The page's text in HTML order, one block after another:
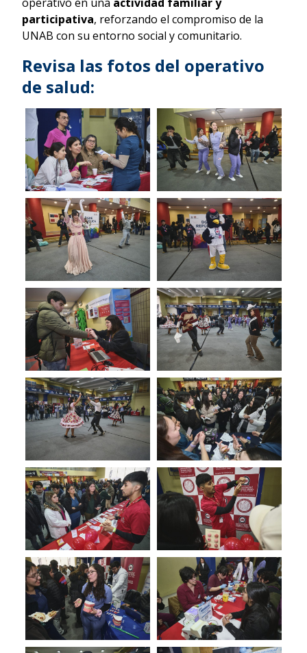
participativa, reforzando el compromiso de la
UNAB con su entorno social y comunitario.
Revisa las fotos del operativo
de salud: